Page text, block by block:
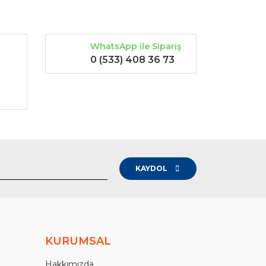
WhatsApp ile Sipariş
0 (533) 408 36 73
KAYDOL
KURUMSAL